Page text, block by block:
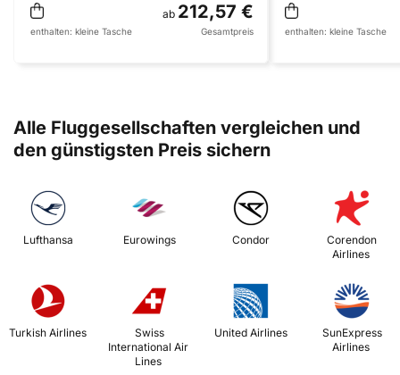
ab 212,57 €
enthalten: kleine Tasche Gesamtpreis enthalten: kleine Tasche
Alle Fluggesellschaften vergleichen und
den günstigsten Preis sichern
Lufthansa Eurowings Condor
Corendon
Airlines
Turkish Airlines
International Air
Lines
United Airlines
Airlines